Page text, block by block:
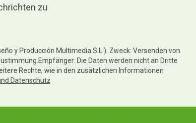
zu
y Producción Multimedia S.L.). Zweck: Versenden von
Die Daten werden nicht an Dritte
Rechte, wie in den zusätzlichen Informationen
Datenschutz